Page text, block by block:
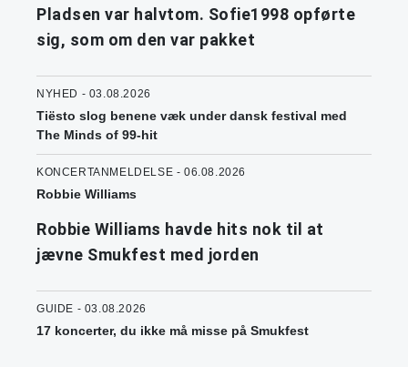
Pladsen var halvtom. Sofie1998 opførte
sig, som om den var pakket
NYHED - 03.08.2026
Tiësto slog benene væk under dansk festival med
The Minds of 99-hit
KONCERTANMELDELSE - 06.08.2026
Robbie Williams
Robbie Williams havde hits nok til at
jævne Smukfest med jorden
GUIDE - 03.08.2026
17 koncerter, du ikke må misse på Smukfest